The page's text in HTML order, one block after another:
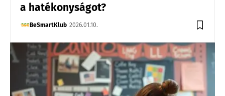
a hatékonyságot?
BeSmartKlub 2026.01.10.